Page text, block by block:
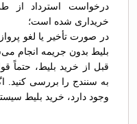
درخواست استرداد از
خریداری شده است؛
در صورت تأخیر یا لغو
بلیط بدون جریمه انجام
قبل از خرید بلیط، حتماً
به سنندج را بررسی کنید.
وجود دارد، خرید بلیط